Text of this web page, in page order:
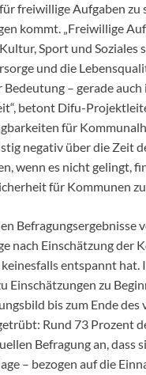
freiwillige Aufgaben zu
kommt. „Freiwillige
Sport und Soziales
und die
– gerade auch
betont Difu-
für
negativ über die Zeit
wenn es nicht gelingt,
für Kommunen zu
Befragungsergebnisse
nach Einschätzung der
keinesfalls entspannt hat.
Einschätzungen zu
bis zum Ende des
Rund 73 Prozent
Befragung an, dass
– bezogen auf die